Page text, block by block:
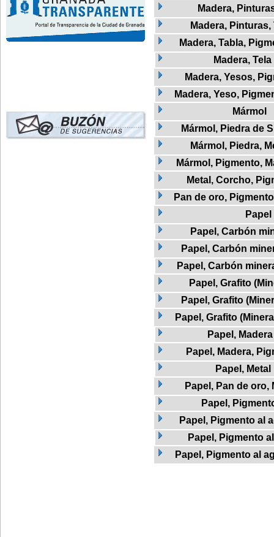
Madera,
Madera, Pinturas,
Madera, Tabla,
Madera, Tela
Madera, Yesos,
Madera, Yeso,
Mármol
Mármol, Piedra de
Mármol, Piedra,
Mármol, Pigmento,
Metal, Corcho,
Pan de oro,
Papel
Papel, Carbón
Papel, Carbón
Papel, Carbón
Papel, Grafito
Papel, Grafito
Papel, Grafito
Papel, Madera
Papel, Madera,
Papel, Metal
Papel, Pan de oro,
Papel,
Papel, Pigmento al
Papel, Pigmento
Papel, Pigmento al